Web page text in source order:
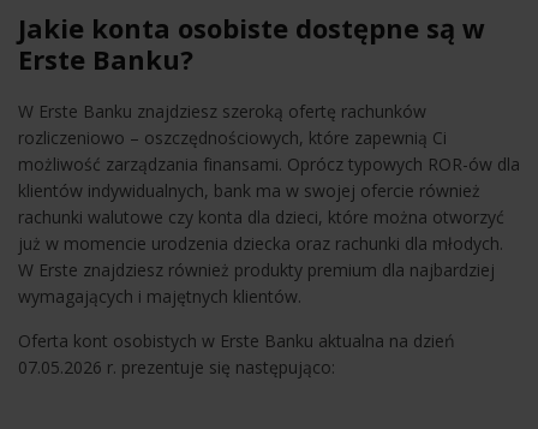
Jakie konta osobiste dostępne są w
Erste Banku?
W Erste Banku znajdziesz szeroką ofertę rachunków
rozliczeniowo – oszczędnościowych, które zapewnią Ci
możliwość zarządzania finansami. Oprócz typowych ROR-ów dla
klientów indywidualnych, bank ma w swojej ofercie również
rachunki walutowe czy konta dla dzieci, które można otworzyć
już w momencie urodzenia dziecka oraz rachunki dla młodych.
W Erste znajdziesz również produkty premium dla najbardziej
wymagających i majętnych klientów.
Oferta kont osobistych w Erste Banku aktualna na dzień
07.05.2026 r. prezentuje się następująco: